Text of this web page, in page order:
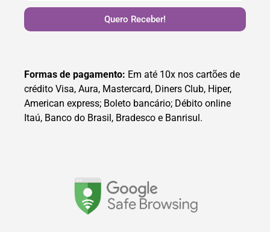
Quero Receber!
Formas de pagamento: Em até 10x nos cartões de
crédito Visa, Aura, Mastercard, Diners Club, Hiper,
American express; Boleto bancário; Débito online
Itaú, Banco do Brasil, Bradesco e Banrisul.